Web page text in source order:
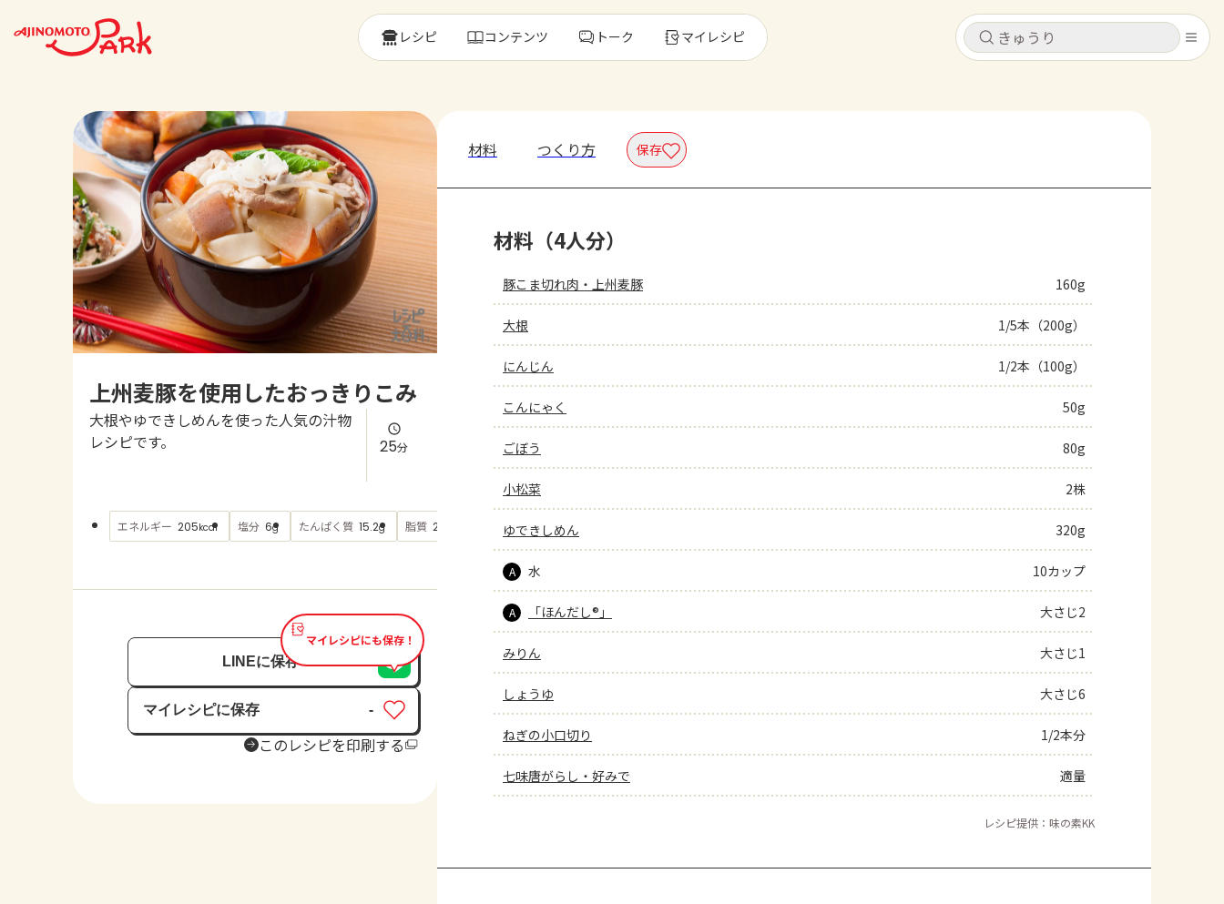
キャンセル
レシピ
トーク
よくあるお問い合わせ
キャンセル
レシピ コンテンツ トーク マイレシピ
上州麦豚を使用したおっきりこみ
大根やゆできしめんを使った人気の汁物
レシピです。
25分
エネルギー 205kcal 塩分 6g たんぱく質 15.2g 脂質 2.9 もっと見る
マイレシピにも保存！
LINEに保存
マイレシピに保存
保存済み
-
このレシピを印刷する
材料 つくり方 保存
材料（4人分）
豚こま切れ肉・上州麦豚 160g
大根 1/5本（200g）
にんじん 1/2本（100g）
こんにゃく 50g
ごぼう 80g
小松菜 2株
ゆできしめん 320g
A 水 10カップ
A 「ほんだし®」 大さじ2
みりん 大さじ1
しょうゆ 大さじ6
ねぎの小口切り 1/2本分
七味唐がらし・好みで 適量
レシピ提供：味の素KK